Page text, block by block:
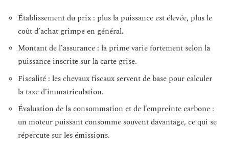
Établissement du prix : plus la puissance est élevée, plus le
coût d’achat grimpe en général.
Montant de l’assurance : la prime varie fortement selon la
puissance inscrite sur la carte grise.
Fiscalité : les chevaux fiscaux servent de base pour calculer
la taxe d’immatriculation.
Évaluation de la consommation et de l’empreinte carbone :
un moteur puissant consomme souvent davantage, ce qui se
répercute sur les émissions.